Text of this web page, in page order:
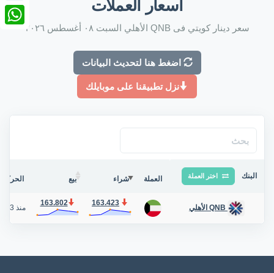
أسعار العملات
سعر دينار كويتي فى QNB الأهلي السبت ٠٨ أغسطس ٢٠٢٦
اضغط هنا لتحديث البيانات
نزل تطبيقنا على موبايلك
البنك اختر العملة العملة شراء بيع الحركة
163.423
163.802
منذ 3 أيام